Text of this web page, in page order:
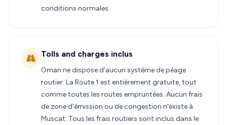
conditions normales.
Tolls and charges inclus
Oman ne dispose d'aucun système de péage
routier. La Route 1 est entièrement gratuite, tout
comme toutes les routes empruntées. Aucun frais
de zone d'émission ou de congestion n'existe à
Muscat. Tous les frais routiers sont inclus dans le